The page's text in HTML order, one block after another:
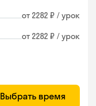
от 2282 ₽ / урок
от 2282 ₽ / урок
Выбрать время